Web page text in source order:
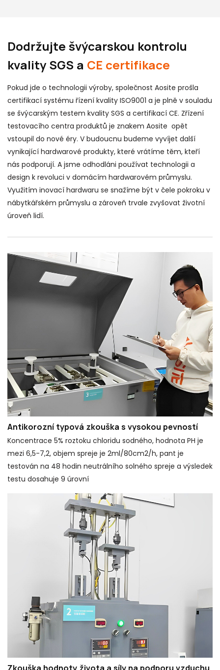
Dodržujte švýcarskou kontrolu
kvality SGS a CE certifikace
Pokud jde o technologii výroby, společnost Aosite prošla
certifikací systému řízení kvality ISO9001 a je plně v souladu
se švýcarským testem kvality SGS a certifikací CE. Zřízení
testovacího centra produktů je znakem Aosite opět
vstoupil do nové éry. V budoucnu budeme vyvíjet další
vynikající hardwarové produkty, které vrátíme těm, kteří
nás podporují. A jsme odhodláni používat technologii a
design k revoluci v domácím hardwarovém průmyslu.
Využitím inovací hardwaru se snažíme být v čele pokroku v
nábytkářském průmyslu a zároveň trvale zvyšovat životní
úroveň lidí.
Antikorozní typová zkouška s vysokou pevností
Koncentrace 5% roztoku chloridu sodného, ​​hodnota PH je
mezi 6,5-7,2, objem spreje je 2ml/80cm2/h, pant je
testován na 48 hodin neutrálního solného spreje a výsledek
testu dosahuje 9 úrovní